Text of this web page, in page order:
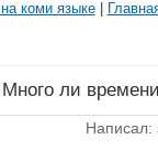
коми языке|
Много ли